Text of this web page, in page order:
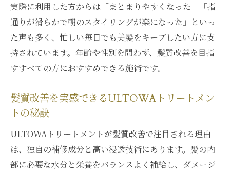
実際に利用した方からは「まとまりやすくなった」「指
通りが滑らかで朝のスタイリングが楽になった」といっ
た声も多く、忙しい毎日でも美髪をキープしたい方に支
持されています。年齢や性別を問わず、髪質改善を目指
すすべての方におすすめできる施術です。
髪質改善を実感できるULTOWAトリートメン
トの秘訣
ULTOWAトリートメントが髪質改善で注目される理由
は、独自の補修成分と高い浸透技術にあります。髪の内
部に必要な水分と栄養をバランスよく補給し、ダメージ